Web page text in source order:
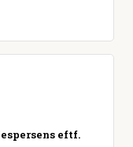
eftf.